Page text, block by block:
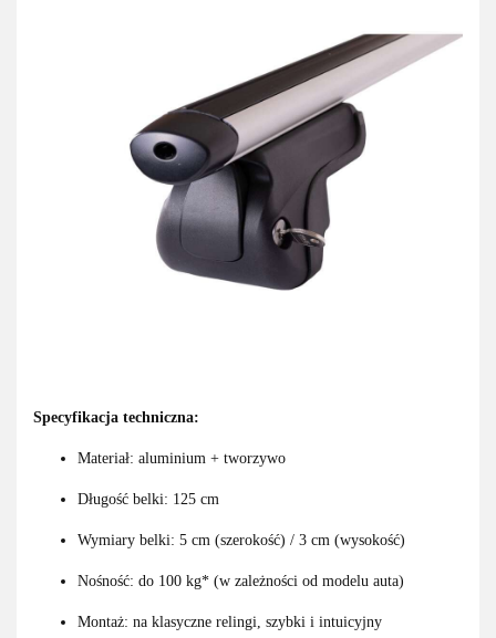
Specyfikacja techniczna:
Materiał: aluminium + tworzywo
Długość belki: 125 cm
Wymiary belki: 5 cm (szerokość) / 3 cm (wysokość)
Nośność: do 100 kg* (w zależności od modelu auta)
Montaż: na klasyczne relingi, szybki i intuicyjny